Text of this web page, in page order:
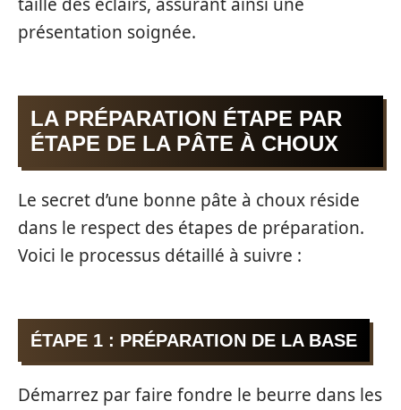
présentation soignée.
LA PRÉPARATION ÉTAPE PAR
ÉTAPE DE LA PÂTE À CHOUX
Le secret d’une bonne pâte à choux réside
dans le respect des étapes de préparation.
Voici le processus détaillé à suivre :
ÉTAPE 1 : PRÉPARATION DE LA BASE
Démarrez par faire fondre le beurre dans les